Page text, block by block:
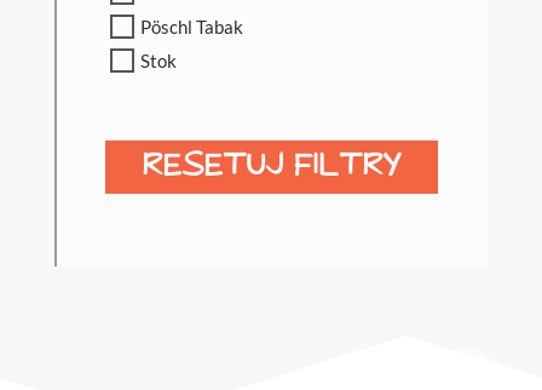
Pöschl Tabak
Stok
RESETUJ FILTRY